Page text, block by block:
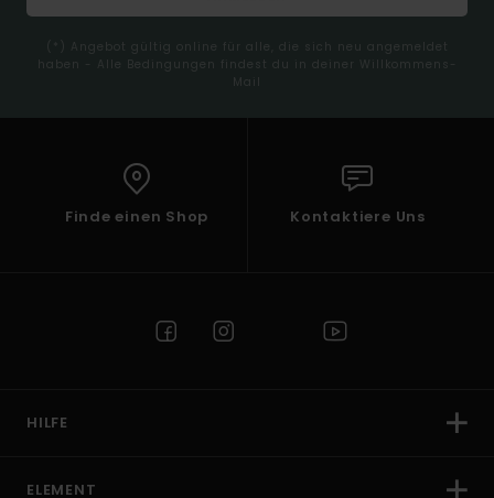
(*) Angebot gültig online für alle, die sich neu angemeldet
haben - Alle Bedingungen findest du in deiner Willkommens-
Mail
Finde einen Shop Kontaktiere Uns
HILFE
ELEMENT